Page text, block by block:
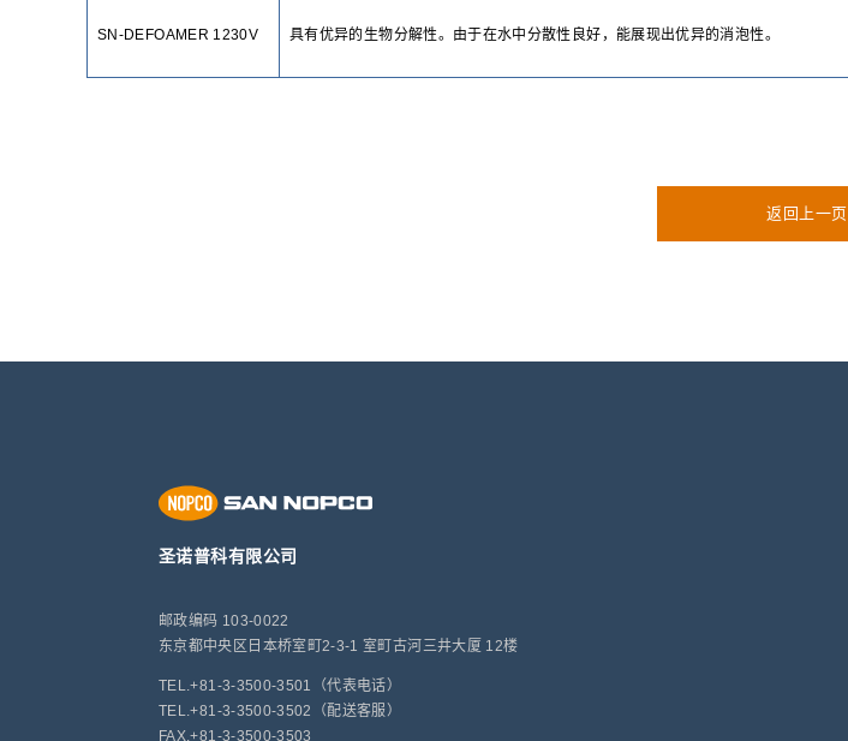
SN-DEFOAMER 1230V 具有优异的生物分解性。由于在水中分散性良好，能展现出优异的消泡性。
返回上一页
圣诺普科有限公司
邮政编码 103-0022
东京都中央区日本桥室町2-3-1 室町古河三井大厦 12楼
TEL.+81-3-3500-3501（代表电话）
TEL.+81-3-3500-3502（配送客服）
FAX.+81-3-3500-3503